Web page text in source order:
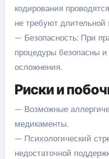
кодирования
не требуют длительной
— Безопасность: При
процедуры безопасны
осложнения.
Риски и
— Возможные
медикаменты.
— Психологический
недостаточной